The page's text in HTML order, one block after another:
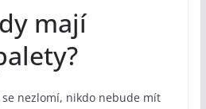
mají
se nezlomí, nikdo nebude mít